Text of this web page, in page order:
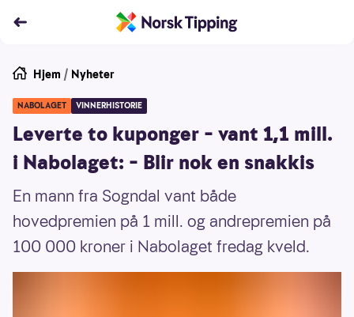
Hjem / Nyheter
NABOLAGET VINNERHISTORIE
Leverte to kuponger – vant 1,1 mill.
i Nabolaget: – Blir nok en snakkis
En mann fra Sogndal vant både
hovedpremien på 1 mill. og andrepremien på
100 000 kroner i Nabolaget fredag kveld.